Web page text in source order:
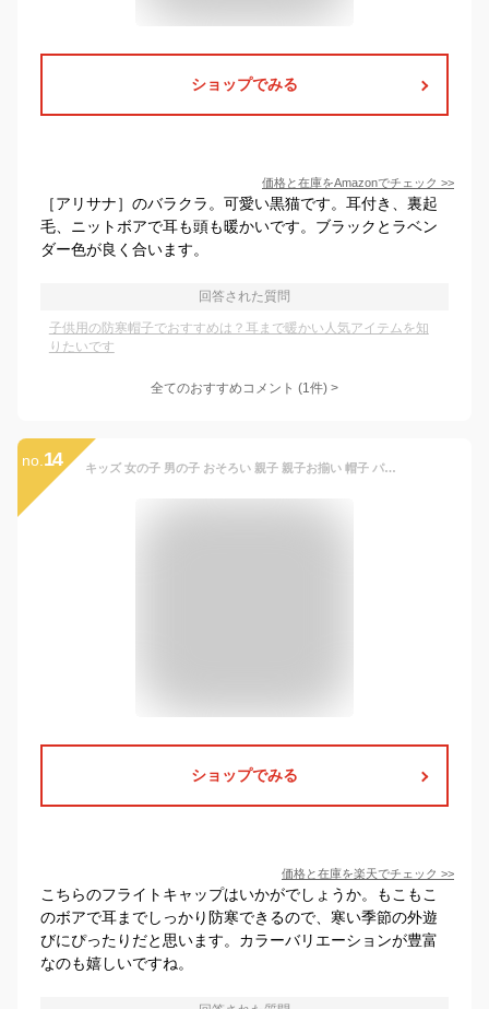
ショップでみる
価格と在庫をAmazonでチェック >>
［アリサナ］のバラクラ。可愛い黒猫です。耳付き、裏起
毛、ニットボアで耳も頭も暖かいです。ブラックとラベン
ダー色が良く合います。
回答された質問
子供用の防寒帽子でおすすめは？耳まで暖かい人気アイテムを知
りたいです
全てのおすすめコメント (1件) >
no. 14 キッズ 女の子 男の子 おそろい 親子 親子お揃い 帽子 パイロットキャップ フライトキャップ レディース メンズ / Strange Park ストレンジパーク メルトン 恐竜 刺繍 サイドアップ キャップ /2way 耳当て 耳付き ファー キャップ おしゃれ オシャレ キャンプ 防寒 秋 冬/ p
ショップでみる
価格と在庫を楽天でチェック >>
こちらのフライトキャップはいかがでしょうか。もこもこ
のボアで耳までしっかり防寒できるので、寒い季節の外遊
びにぴったりだと思います。カラーバリエーションが豊富
なのも嬉しいですね。